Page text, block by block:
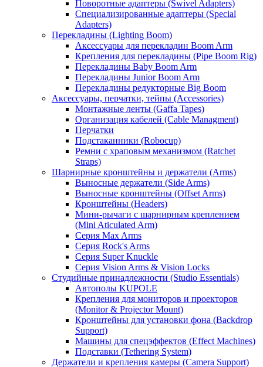
Поворотные адаптеры (Swivel Adapters)
Специализированные адаптеры (Special
Adapters)
Перекладины (Lighting Boom)
Аксессуары для перекладин Boom Arm
Крепления для перекладины (Pipe Boom Rig)
Перекладины Baby Boom Arm
Перекладины Junior Boom Arm
Перекладины редукторные Big Boom
Аксессуары, перчатки, тейпы (Accessories)
Монтажные ленты (Gaffa Tapes)
Организация кабелей (Cable Managment)
Перчатки
Подстаканники (Robocup)
Ремни с храповым механизмом (Ratchet
Straps)
Шарнирные кронштейны и держатели (Arms)
Выносные держатели (Side Arms)
Выносные кронштейны (Offset Arms)
Кронштейны (Headers)
Мини-рычаги с шарнирным креплением
(Mini Aticulated Arm)
Серия Max Arms
Серия Rock's Arms
Серия Super Knuckle
Серия Vision Arms & Vision Locks
Студийные принадлежности (Studio Essentials)
Автополы KUPOLE
Крепления для мониторов и проекторов
(Monitor & Projector Mount)
Кронштейны для установки фона (Backdrop
Support)
Машины для спецэффектов (Effect Machines)
Подставки (Tethering System)
Держатели и крепления камеры (Camera Support)